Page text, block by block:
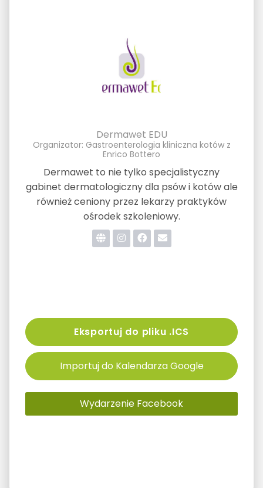
Dermawet EDU
Organizator: Gastroenterologia kliniczna kotów z
Enrico Bottero
Dermawet to nie tylko specjalistyczny
gabinet dermatologiczny dla psów i kotów ale
również ceniony przez lekarzy praktyków
ośrodek szkoleniowy.
Eksportuj do pliku .ICS
Importuj do Kalendarza Google
Wydarzenie Facebook